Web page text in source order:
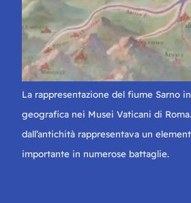
La rappresentazione del fiume Sarno
geografica nei Musei Vaticani di
dall’antichità rappresentava un
importante in numerose battaglie.